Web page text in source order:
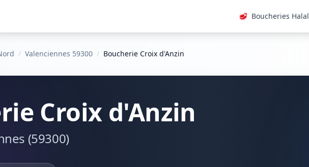
🥩 Boucheries Halal
/ Valenciennes 59300 / Boucherie Croix d'Anzin
Croix d'Anzin
(59300)